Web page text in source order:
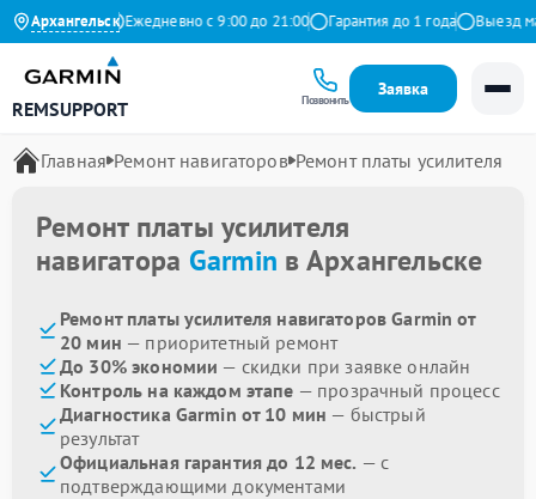
Архангельск
на Яндекс Ежедневно с 9:00 до 21:00 Гарантия до 1 года Выезд
REMSUPPORT Позвонить
Заявка
Главная Ремонт навигаторов Ремонт платы усилителя
Ремонт платы усилителя
навигатора Garmin в Архангельске
Ремонт платы усилителя навигаторов Garmin от
20 мин — приоритетный ремонт
До 30% экономии — скидки при заявке онлайн
Контроль на каждом этапе — прозрачный процесс
Диагностика Garmin от 10 мин — быстрый
результат
Официальная гарантия до 12 мес. — с
подтверждающими документами